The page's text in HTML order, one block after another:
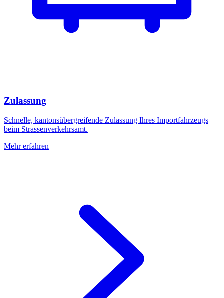
Zulassung
Schnelle, kantonsübergreifende Zulassung Ihres Importfahrzeugs
beim Strassenverkehrsamt.
Mehr erfahren